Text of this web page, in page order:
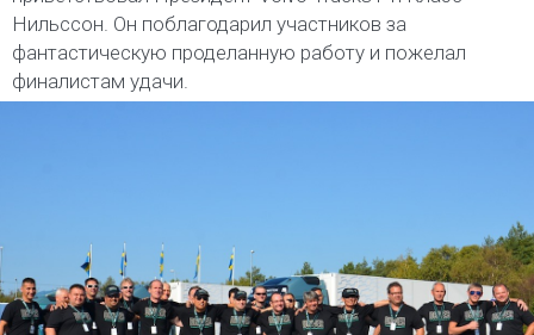
Нильссон. Он поблагодарил участников за
фантастическую проделанную работу и пожелал
финалистам удачи.